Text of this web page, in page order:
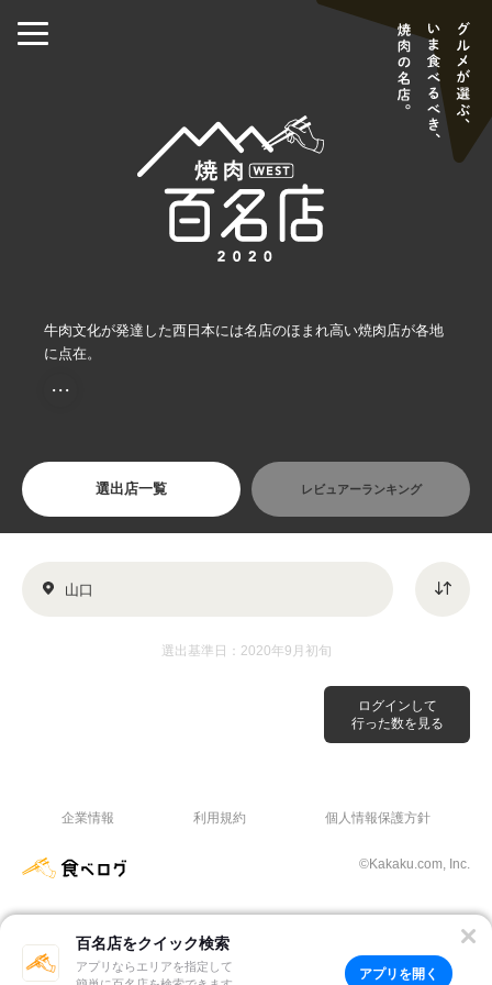
牛肉文化が発達した西日本には名店のほまれ高い焼肉店が各地
に点在。
・・・
選出店一覧 レビュアーランキング
百名店をクイック検索
アプリならエリアを指定して
アプリを開く
ログインして
行った数を見る
山口
選出基準日：2020年9月初旬
企業情報 利用規約 個人情報保護方針
©Kakaku.com, Inc.